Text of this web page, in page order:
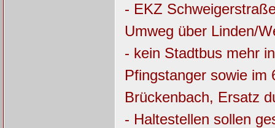
- EKZ
Umweg über Linden/
- kein Stadtbus mehr
Pfingstanger sowie im
Brückenbach, Ersatz
- Haltestellen sollen